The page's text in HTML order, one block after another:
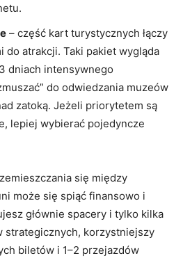
– część kart turystycznych łączy
do atrakcji. Taki pakiet wygląda
dniach intensywnego
do odwiedzania muzeów
zatoką. Jeżeli priorytetem są
lepiej wybierać pojedyncze
się między
może się spiąć finansowo i
głównie spacery i tylko kilka
strategicznych, korzystniejszy
biletów i 1–2 przejazdów